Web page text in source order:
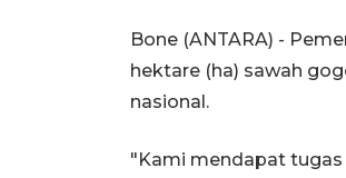
Bone (ANTARA) -
hektare (ha) sawah
nasional.
"Kami mendapat